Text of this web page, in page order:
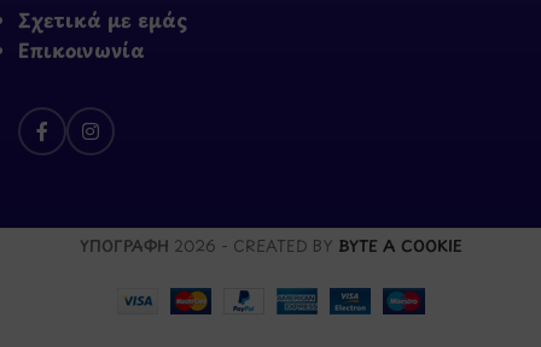
Σχετικά με εμάς
Επικοινωνία
ΥΠΟΓΡΑΦΗ 2026 - CREATED BY BYTE A COOKIE